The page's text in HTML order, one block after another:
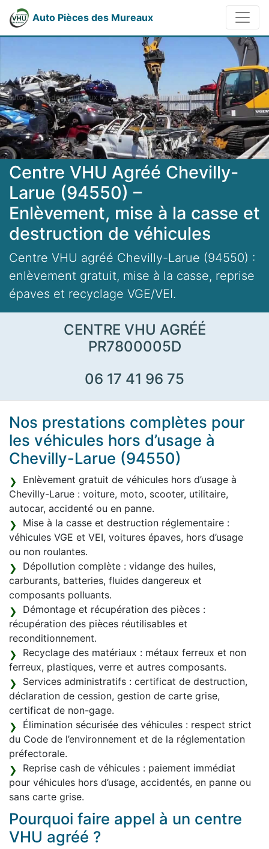
Auto Pièces des Mureaux
Centre VHU Agréé Chevilly-
Larue (94550) –
Enlèvement, mise à la casse et
destruction de véhicules
Centre VHU agréé Chevilly-Larue (94550) :
enlèvement gratuit, mise à la casse, reprise
épaves et recyclage VGE/VEI.
CENTRE VHU AGRÉÉ
PR7800005D
06 17 41 96 75
Nos prestations complètes pour
les véhicules hors d’usage à
Chevilly-Larue (94550)
Enlèvement gratuit de véhicules hors d’usage à
Chevilly-Larue : voiture, moto, scooter, utilitaire,
autocar, accidenté ou en panne.
Mise à la casse et destruction réglementaire :
véhicules VGE et VEI, voitures épaves, hors d’usage
ou non roulantes.
Dépollution complète : vidange des huiles,
carburants, batteries, fluides dangereux et
composants polluants.
Démontage et récupération des pièces :
récupération des pièces réutilisables et
reconditionnement.
Recyclage des matériaux : métaux ferreux et non
ferreux, plastiques, verre et autres composants.
Services administratifs : certificat de destruction,
déclaration de cession, gestion de carte grise,
certificat de non-gage.
Élimination sécurisée des véhicules : respect strict
du Code de l’environnement et de la réglementation
préfectorale.
Reprise cash de véhicules : paiement immédiat
pour véhicules hors d’usage, accidentés, en panne ou
sans carte grise.
Pourquoi faire appel à un centre
VHU agréé ?